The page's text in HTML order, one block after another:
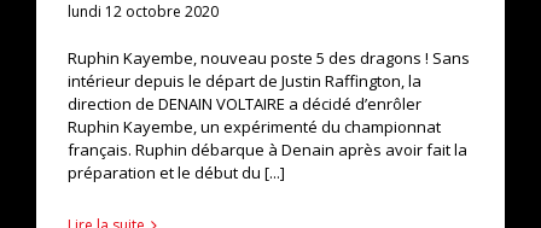
lundi 12 octobre 2020
Ruphin Kayembe, nouveau poste 5 des dragons ! Sans
intérieur depuis le départ de Justin Raffington, la
direction de DENAIN VOLTAIRE a décidé d’enrôler
Ruphin Kayembe, un expérimenté du championnat
français. Ruphin débarque à Denain après avoir fait la
préparation et le début du [...]